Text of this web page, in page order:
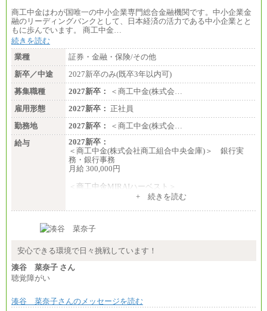
商工中金はわが国唯一の中小企業専門総合金融機関です。中小企業金
融のリーディングバンクとして、日本経済の活力である中小企業とと
もに歩んでいます。 商工中金…
続きを読む
業種
証券・金融・保険/その他
新卒／中途
2027新卒のみ(既卒3年以内可)
募集職種
2027新卒：
＜商工中金(株式会…
雇用形態
2027新卒： 正社員
勤務地
2027新卒：
＜商工中金(株式会…
給与
2027新卒：
＜商工中金(株式会社商工組合中央金庫)＞ 銀行実
務・銀行事務
月給 300,000円
＜商工中金MIRAIハーベスト＞
+ 続きを読む
安心できる環境で日々挑戦しています！
湊谷 菜奈子 さん
聴覚障がい
湊谷 菜奈子さんのメッセージを読む